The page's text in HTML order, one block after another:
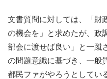
文書質問に対しては、「財
の機会を」と求めたが、政
部会に渡せば良い」と一蹴
の問題意識に基づき、一般
都民ファがやろうとしてい